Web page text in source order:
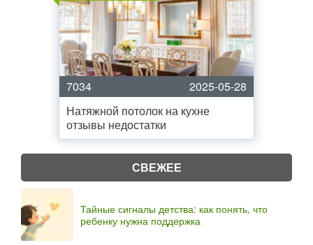
7034
2025-05-28
Натяжной потолок на кухне
отзывы недостатки
СВЕЖЕЕ
Тайные сигналы детства: как понять, что
ребенку нужна поддержка